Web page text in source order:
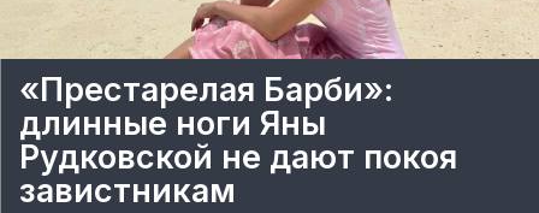
«Престарелая Барби»:
длинные ноги Яны
Рудковской не дают покоя
завистникам